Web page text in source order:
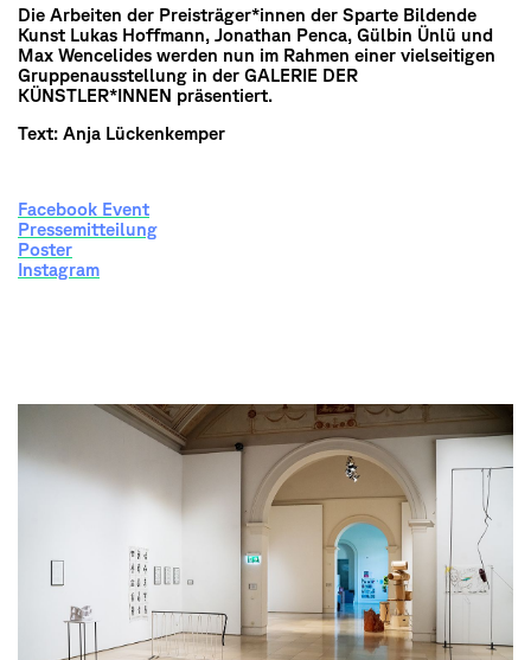
Die Arbeiten der Preisträger*innen der Sparte Bildende
Kunst Lukas Hoffmann, Jonathan Penca, Gülbin Ünlü und
Max Wencelides werden nun im Rahmen einer vielseitigen
Gruppenausstellung in der GALERIE DER
KÜNSTLER*INNEN präsentiert.
Text: Anja Lückenkemper
Facebook Event
Pressemitteilung
Poster
Instagram